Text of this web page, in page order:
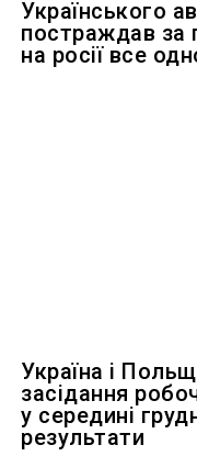
Українського
постраждав за
на росії все
Україна і
засідання
у середині
результати